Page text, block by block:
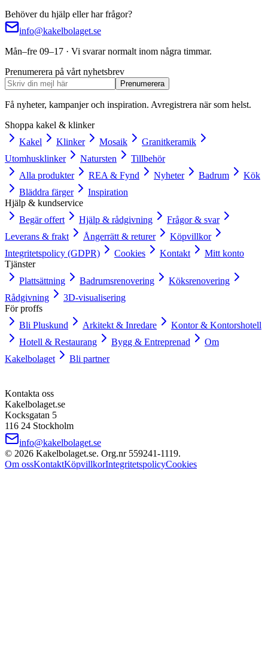
Behöver du hjälp eller har frågor?
info@kakelbolaget.se
Mån–fre 09–17 · Vi svarar normalt inom några timmar.
Prenumerera på vårt nyhetsbrev
Prenumerera
Få nyheter, kampanjer och inspiration. Avregistrera när som helst.
Shoppa kakel & klinker
Kakel
Klinker Mosaik
Granitkeramik
Utomhusklinker
Natursten
Tillbehör
Alla produkter
REA & Fynd Nyheter Badrum
Kök
Bläddra färger
Inspiration
Hjälp & kundservice
Begär offert
Hjälp & rådgivning
Frågor & svar
Leverans & frakt
Ångerrätt & returer
Köpvillkor
Integritetspolicy (GDPR)
Cookies Kontakt
Mitt konto
Tjänster
Plattsättning
Badrumsrenovering
Köksrenovering
Rådgivning
3D-visualisering
För proffs
Bli Pluskund
Arkitekt & Inredare
Kontor & Kontorshotell
Hotell & Restaurang
Bygg & Entreprenad
Om
Kakelbolaget
Bli partner
Kontakta oss
Kakelbolaget.se
Kocksgatan 5
116 24 Stockholm
info@kakelbolaget.se
© 2026 Kakelbolaget.se. Org.nr 559241‑1119.
Om ossKontaktKöpvillkorIntegritetspolicyCookies